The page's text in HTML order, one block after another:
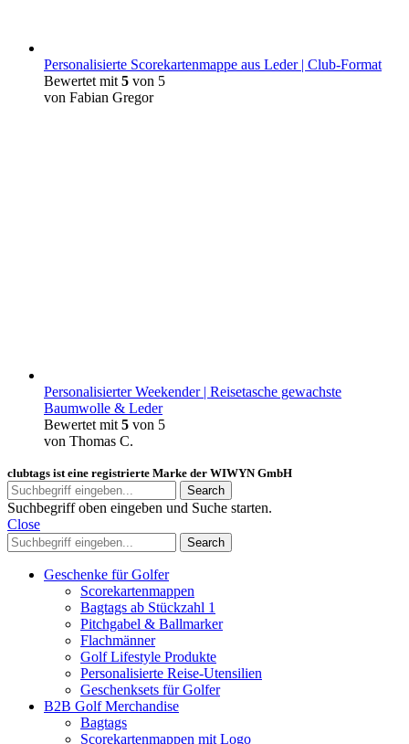
Personalisierte Scorekartenmappe aus Leder | Club-Format
Bewertet mit 5 von 5
von Fabian Gregor
Personalisierter Weekender | Reisetasche gewachste
Baumwolle & Leder
Bewertet mit 5 von 5
von Thomas C.
clubtags ist eine registrierte Marke der WIWYN GmbH
Search
Suchbegriff oben eingeben und Suche starten.
Close
Search
Geschenke für Golfer
Scorekartenmappen
Bagtags ab Stückzahl 1
Pitchgabel & Ballmarker
Flachmänner
Golf Lifestyle Produkte
Personalisierte Reise-Utensilien
Geschenksets für Golfer
B2B Golf Merchandise
Bagtags
Scorekartenmappen mit Logo